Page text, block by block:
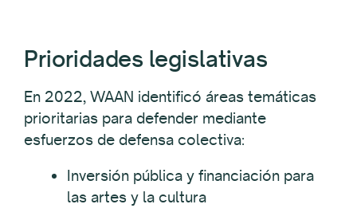
Prioridades legislativas
En 2022, WAAN identificó áreas temáticas
prioritarias para defender mediante
esfuerzos de defensa colectiva:
Inversión pública y financiación para
las artes y la cultura